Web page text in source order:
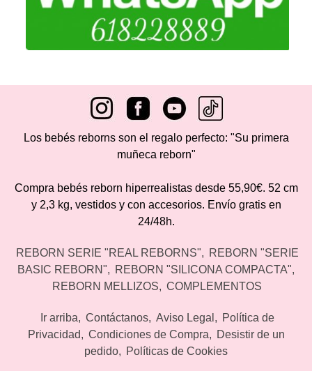
Los bebés reborns son el regalo perfecto: "Su primera
muñeca reborn"
Compra bebés reborn hiperrealistas desde 55,90€. 52 cm
y 2,3 kg, vestidos y con accesorios. Envío gratis en
24/48h.
REBORN SERIE "REAL REBORNS"
REBORN "SERIE
BASIC REBORN"
REBORN "SILICONA COMPACTA"
REBORN MELLIZOS
COMPLEMENTOS
Ir arriba Contáctanos Aviso Legal
Política de
Privacidad
Condiciones de Compra
Desistir de un
pedido
Políticas de Cookies